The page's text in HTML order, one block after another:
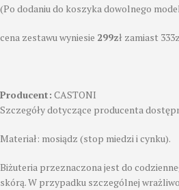
(Po dodaniu do koszyka dowolnego
cena zestawu wyniesie 299zł zamiast
Producent: CASTONI
Szczegóły dotyczące producenta
Materiał: mosiądz (stop miedzi i cynku).
Biżuteria przeznaczona jest do
skórą. W przypadku szczególnej